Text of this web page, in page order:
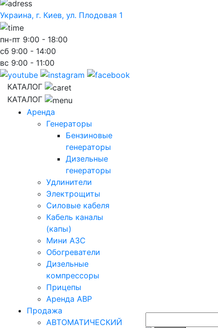
Украина, г. Киев, ул. Плодовая 1
пн-пт 9:00 - 18:00
сб 9:00 - 14:00
вс 9:00 - 11:00
КАТАЛОГ
КАТАЛОГ
Аренда
Генераторы
Бензиновые
генераторы
Дизельные
генераторы
Удлинители
Электрощиты
Силовые кабеля
Кабель каналы
(капы)
Мини АЗС
Обогреватели
Дизельные
компрессоры
Прицепы
Аренда АВР
Продажа
АВТОМАТИЧЕСКИЙ